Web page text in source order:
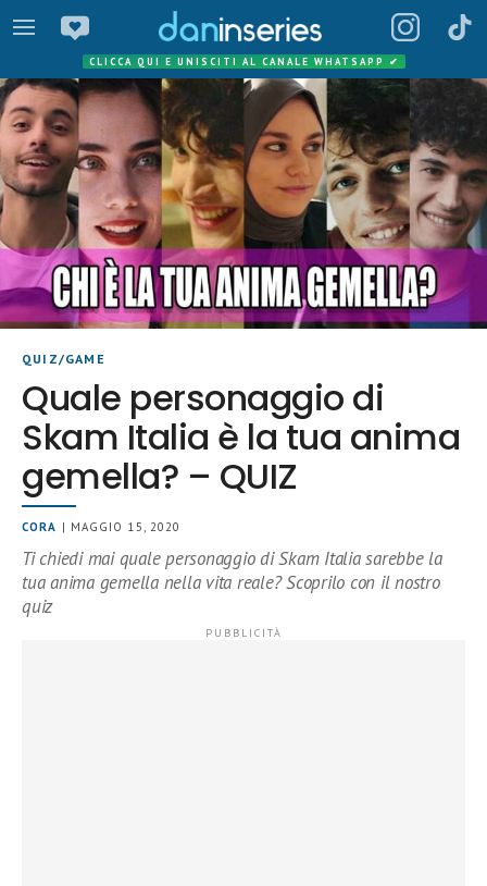
CLICCA QUI E UNISCITI AL CANALE WHATSAPP ✔
QUIZ/GAME
Quale personaggio di
Skam Italia è la tua anima
gemella? – QUIZ
CORA | MAGGIO 15, 2020
Ti chiedi mai quale personaggio di Skam Italia sarebbe la
tua anima gemella nella vita reale? Scoprilo con il nostro
quiz